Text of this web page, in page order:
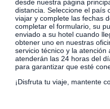
desde nuestra página
distancia. Seleccione el país
viajar y complete las fechas
completar el formulario, su
enviado a su hotel cuando
obtener uno en nuestras
servicio técnico y la atención
atenderán las 24 horas del
para garantizar que esté
¡Disfruta tu viaje, mantente